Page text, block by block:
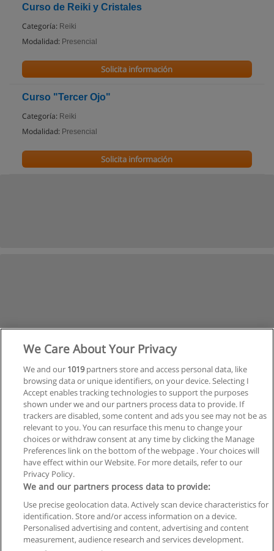
Curso de Reiki y Cristales
Categoría: Reiki
Modalidad: Presencial
Solicita información
Curso "Tercer Ojo"
Categoría: Reiki
Modalidad: Presencial
Solicita información
Privacidad de datos
Contactar con Educaedu
We Care About Your Privacy
We and our 1019partners store and access personal data, like
browsing data or unique identifiers, on your device. Selecting I
Accept enables tracking technologies to support the purposes
shown under we and our partners process data to provide. If
trackers are disabled, some content and ads you see may not be as
relevant to you. You can resurface this menu to change your
choices or withdraw consent at any time by clicking the Manage
Preferences link on the bottom of the webpage . Your choices will
have effect within our Website. For more details, refer to our
Privacy Policy.
We and our partners process data to provide:
Use precise geolocation data. Actively scan device characteristics for
identification. Store and/or access information on a device.
Personalised advertising and content, advertising and content
measurement, audience research and services development.